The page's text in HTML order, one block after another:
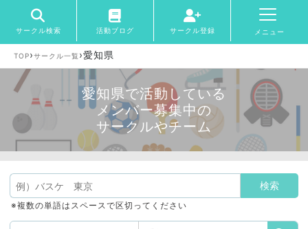
サークル検索 活動ブログ サークル登録 メニュー
TOP›サークル一覧 ›愛知県
愛知県で活動している
メンバー募集中の
サークルやチーム
※複数の単語はスペースで区切ってください